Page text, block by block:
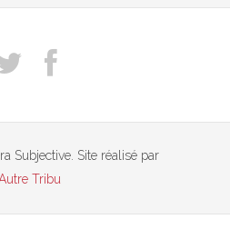
Subjective. Site réalisé par
Tribu